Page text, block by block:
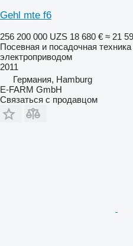
Gehl mte f6
256 200 000 UZS 18 680 € ≈ 21
Посевная и посадочная
электроприводом
2011
Германия, Hamburg
E-FARM GmbH
Связаться с продавцом